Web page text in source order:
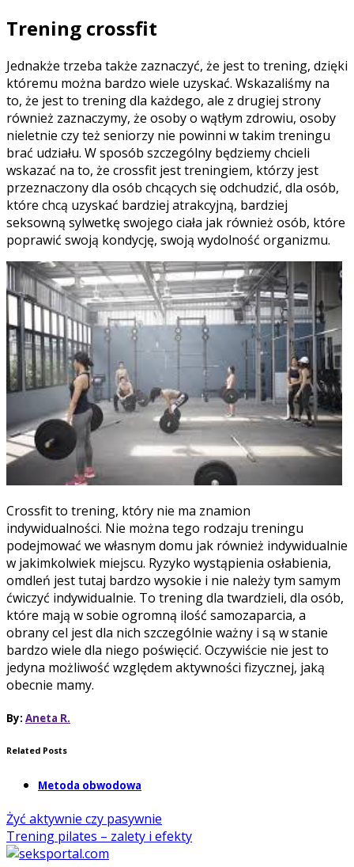
Trening crossfit
Jednakże trzeba także zaznaczyć, że jest to trening, dzięki
któremu można bardzo wiele uzyskać. Wskazaliśmy na
to, że jest to trening dla każdego, ale z drugiej strony
również zaznaczymy, że osoby o wątłym zdrowiu, osoby
nieletnie czy też seniorzy nie powinni w takim treningu
brać udziału. W sposób szczególny będziemy chcieli
wskazać na to, że crossfit jest treningiem, którzy jest
przeznaczony dla osób chcących się odchudzić, dla osób,
które chcą uzyskać bardziej atrakcyjną, bardziej
seksowną sylwetkę swojego ciała jak również osób, które
poprawić swoją kondycję, swoją wydolność organizmu.
Crossfit to trening, który nie ma znamion
indywidualności. Nie można tego rodzaju treningu
podejmować we własnym domu jak również indywidualnie
w jakimkolwiek miejscu. Ryzyko wystąpienia osłabienia,
omdleń jest tutaj bardzo wysokie i nie należy tym samym
ćwiczyć indywidualnie. To trening dla twardzieli, dla osób,
które mają w sobie ogromną ilość samozaparcia, a
obrany cel jest dla nich szczególnie ważny i są w stanie
bardzo wiele dla niego poświęcić. Oczywiście nie jest to
jedyna możliwość względem aktywności fizycznej, jaką
obecnie mamy.
By: Aneta R.
Related Posts
Metoda obwodowa
Żyć aktywnie czy pasywnie
Trening pilates – zalety i efekty